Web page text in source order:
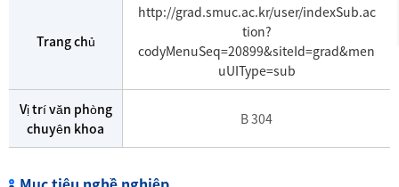
Trang chủ
http://grad.smuc.ac.kr/user/indexSub.ac
tion?
codyMenuSeq=20899&siteId=grad&men
uUIType=sub
Vị trí văn phòng
chuyên khoa
B 304